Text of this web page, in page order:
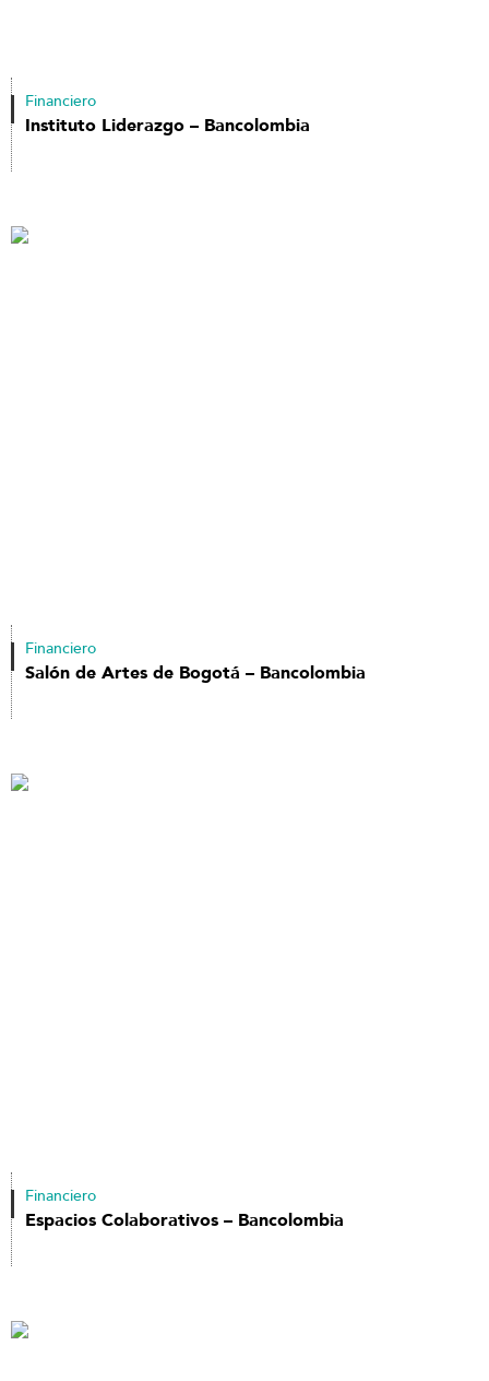
Financiero
Instituto Liderazgo – Bancolombia
Financiero
Salón de Artes de Bogotá – Bancolombia
Financiero
Espacios Colaborativos – Bancolombia